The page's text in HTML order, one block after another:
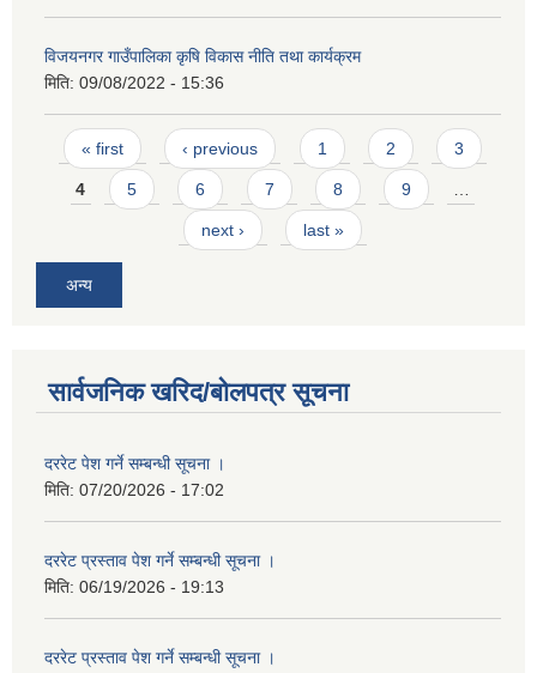
विजयनगर गाउँपालिका कृषि विकास नीति तथा कार्यक्रम
मिति: 09/08/2022 - 15:36
Pages
« first ‹ previous 1 2 3
4 5 6 7 8 9
next › last »
अन्य
सार्वजनिक खरिद/बोलपत्र सूचना
दररेट पेश गर्ने सम्बन्धी सूचना ।
मिति: 07/20/2026 - 17:02
दररेट प्रस्ताव पेश गर्ने सम्बन्धी सूचना ।
मिति: 06/19/2026 - 19:13
दररेट प्रस्ताव पेश गर्ने सम्बन्धी सूचना ।